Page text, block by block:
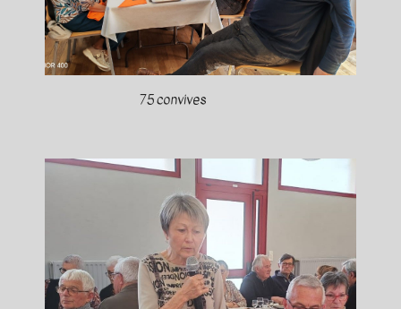
75 convives